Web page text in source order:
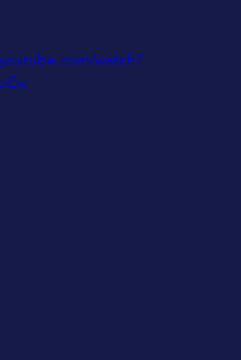
de 5 estrellas.
watch?